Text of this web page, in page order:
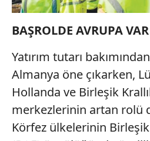
almak için lütfentıklayınız.
BAŞROLDE AVRUPA VAR
Yatırım tutarı
Almanya öne çıkarken,
Hollanda ve Birleşik
merkezlerinin artan rolü
Körfez ülkelerinin